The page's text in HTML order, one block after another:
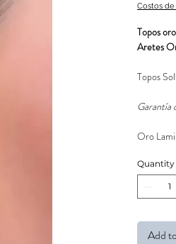
Costos de
Topos
Aretes
Topos
Garantía
Oro
Quantity
Add